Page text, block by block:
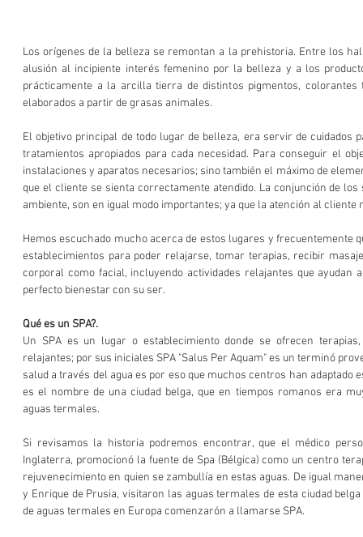
Los orígenes de la belleza se remontan a la prehistoria. Entre los
alusión al incipiente interés femenino por la belleza y a los
prácticamente a la arcilla tierra de distintos pigmentos, colorantes
elaborados a partir de grasas animales.
El objetivo principal de todo lugar de belleza, era servir de cuidados
tratamientos apropiados para cada necesidad. Para conseguir el
instalaciones y aparatos necesarios; sino también el máximo de
que el cliente se sienta correctamente atendido. La conjunción de
ambiente, son en igual modo importantes; ya que la atención al
Hemos escuchado mucho acerca de estos lugares y frecuentemente
establecimientos para poder relajarse, tomar terapias, recibir
corporal como facial, incluyendo actividades relajantes que ayudan
perfecto bienestar con su ser.
Qué es un SPA?.
Un SPA es un lugar o establecimiento donde se ofrecen
relajantes; por sus iniciales SPA "Salus Per Aquam" es un terminó
salud a través del agua es por eso que muchos centros han adaptado
es el nombre de una ciudad belga, que en tiempos romanos era
aguas termales.
Si revisamos la historia podremos encontrar, que el médico
Inglaterra, promocionó la fuente de Spa (Bélgica) como un centro
rejuvenecimiento en quien se zambullía en estas aguas. De igual
y Enrique de Prusia, visitaron las aguas termales de esta ciudad
de aguas termales en Europa comenzarón a llamarse SPA.